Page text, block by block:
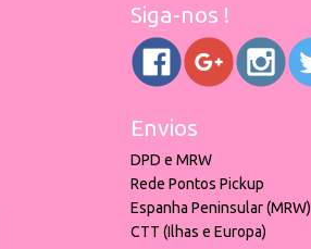
Siga-nos !
Envios
DPD e MRW
Rede Pontos Pickup
Espanha Peninsular (MRW)
CTT (Ilhas e Europa)